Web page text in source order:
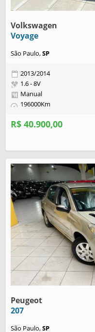
Volkswagen
Voyage
São Paulo,SP
2013/2014
1.6 - 8V
Manual
196000Km
R$ 40.900,00
Peugeot
207
São Paulo,SP